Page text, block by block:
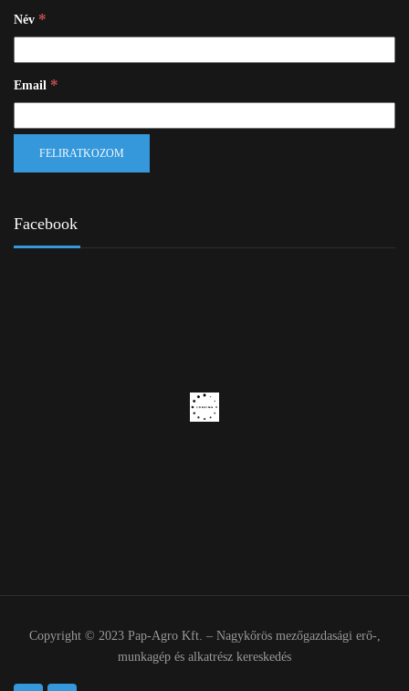
Név *
Email *
Facebook
Copyright © 2023 Pap-Agro Kft. – Nagykőrös mezőgazdasági erő-,
munkagép és alkatrész kereskedés